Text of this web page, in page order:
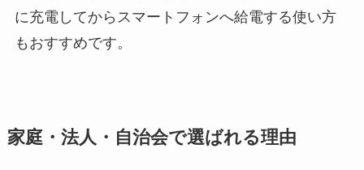
に充電してからスマートフォンへ給電する使い方
もおすすめです。
家庭・法人・自治会で選ばれる理由